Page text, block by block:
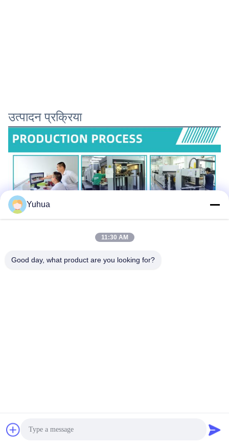
उत्पादन प्रक्रिया
Yuhua
11:30 AM
Good day, what product are you looking for?